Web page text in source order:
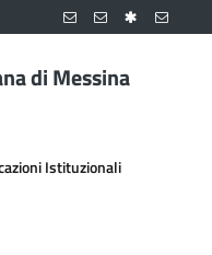
di Messina
Istituzionali